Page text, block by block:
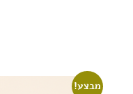
מבצע!